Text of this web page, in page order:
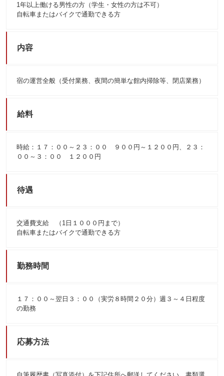
1年以上働ける男性の方（学生・女性の方は不可）
自転車またはバイクで通勤できる方
内容
宿の運営全般（受付業務、夜間の簡単な館内掃除等、閉店業務）
給料
時給：１７：００～２３：００ ９００円～１２００円、２３：
００～３：００ １２００円
待遇
交通費支給 （1日１０００円まで）
自転車またはバイクで通勤できる方
勤務時間
１７：００～翌日３：００（実労８時間２０分）週３～４日程度
の勤務
応募方法